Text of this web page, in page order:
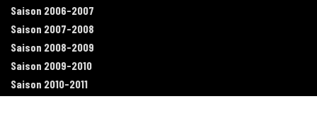
Saison 2006-2007
Saison 2007-2008
Saison 2008-2009
Saison 2009-2010
Saison 2010-2011